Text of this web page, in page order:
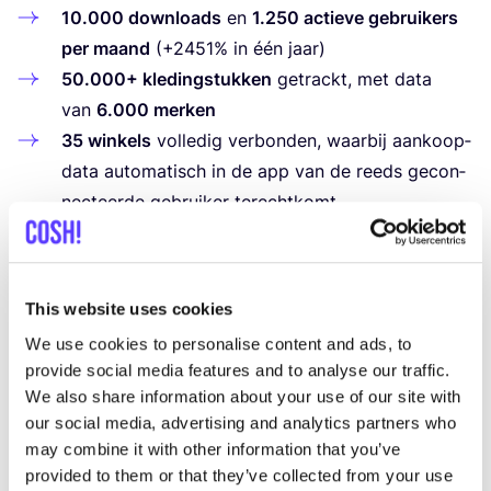
This website uses cookies
We use cookies to personalise content and ads, to
provide social media features and to analyse our traffic.
We also share information about your use of our site with
our social media, advertising and analytics partners who
may combine it with other information that you’ve
provided to them or that they’ve collected from your use
10.000 down­lo­ads en 1.250 actie­ve gebrui­kers
per maand (+2451% in één jaar)
50.000+ kle­ding­stuk­ken getrackt, met data
van 6.000 mer­ken
35 win­kels vol­le­dig ver­bon­den, waar­bij aan­koop­
da­ta auto­ma­tisch in de app van de reeds gecon­
nec­teer­de gebrui­ker terechtkomt
1. 200
loka­le onder­ne­mers in Bel­gië, Neder­land
en Duits­land, van her­ste­la­te­liers tot swaps en
We zien overduidelijk dat fast
fashion gemiddeld, maar drie tot
zeven keer gedragen wordt,
terwijl tijdloze slow fashion